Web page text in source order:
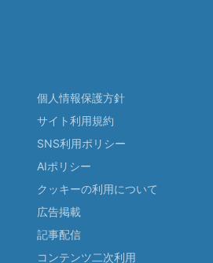
個人情報保護方針
サイト利用規約
SNS利用ポリシー
AIポリシー
クッキーの利用について
広告掲載
記事配信
コンテンツ二次利用